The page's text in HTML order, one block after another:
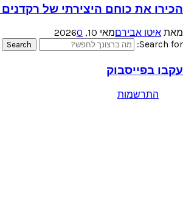
הכירו את כוחם היצירתי של
מאת איטו אבירםמאי 10, 2026
0
Search for:
Search
עקבו בפייסבוק
התרשמות